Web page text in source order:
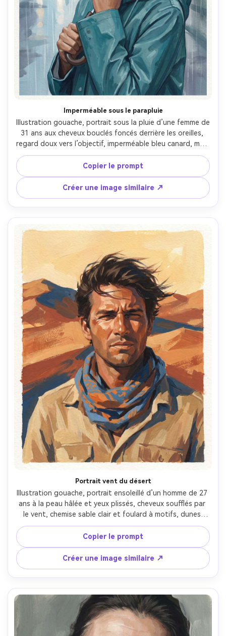
Imperméable sous le parapluie
Illustration gouache, portrait sous la pluie d’une femme de
31 ans aux cheveux bouclés foncés derrière les oreilles,
regard doux vers l’objectif, imperméable bleu canard, main
tenant la poignée de parapluie vers le menton, ville
pluvieuse suggérée par lavis verticaux et reflets doux,
lumière grise froide, couches gouache mates, coups
texturés mouillé-sur-sec, grain de papier renforcé,
palette froide à contraste de peau chaude, humeur
introspective et calme, objectif 85mm, faible profondeur
de champ --ar 4:5
Copier le prompt
Créer une image similaire ↗
Portrait vent du désert
Illustration gouache, portrait ensoleillé d’un homme de 27
ans à la peau hâlée et yeux plissés, cheveux soufflés par
le vent, chemise sable clair et foulard à motifs, dunes
suggérées par larges dégradés chauds, soleil fort créant
de nets ombrages, pigment mat, aplats opaques
audacieux, texture sèche du pinceau, grain de papier,
ocres chauds et touches de cobalt, ambiance aventurière
et résiliente, visage aux plans affirmés, objectif 85mm,
faible profondeur de champ --ar 4:5
Copier le prompt
Créer une image similaire ↗